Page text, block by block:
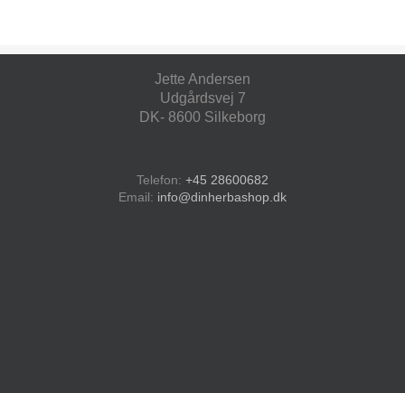
Jette Andersen
Udgårdsvej 7
DK- 8600 Silkeborg
Telefon: +45 28600682
Email: info@dinherbashop.dk